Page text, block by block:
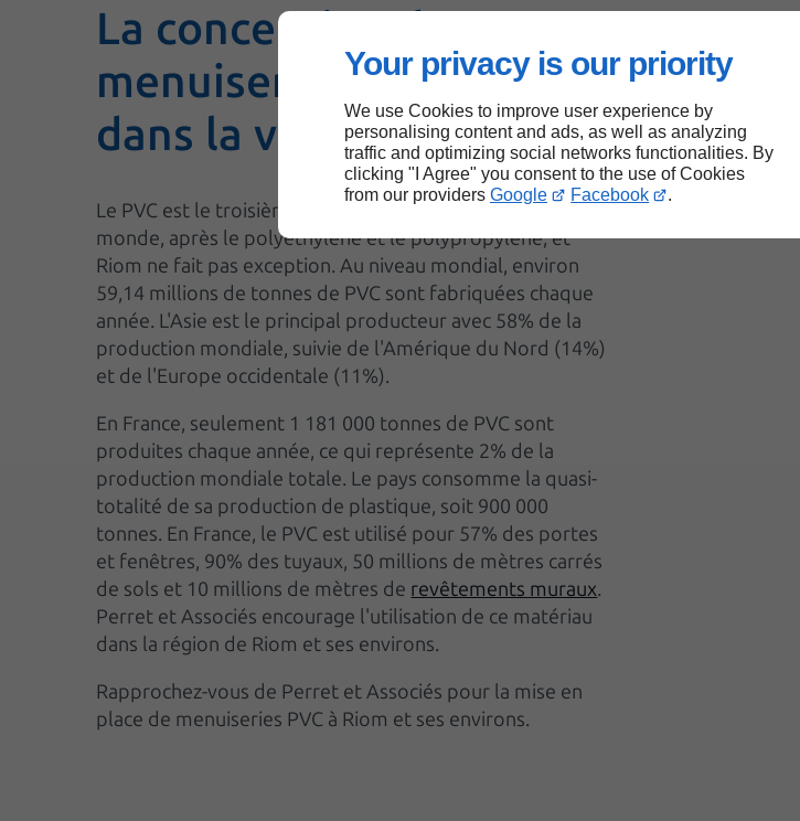
Your privacy is our priority
We use Cookies to improve user experience by
personalising content and ads, as well as analyzing
traffic and optimizing social networks functionalities. By
clicking "I Agree" you consent to the use of Cookies
from our providers Google Facebook .
La conception de
menuiseries en PVC
dans la ville de Riom.
Le PVC est le troisième matériau le plus populaire au
monde, après le polyéthylène et le polypropylène, et
Riom ne fait pas exception. Au niveau mondial, environ
59,14 millions de tonnes de PVC sont fabriquées chaque
année. L'Asie est le principal producteur avec 58% de la
production mondiale, suivie de l'Amérique du Nord (14%)
et de l'Europe occidentale (11%).
En France, seulement 1 181 000 tonnes de PVC sont
produites chaque année, ce qui représente 2% de la
production mondiale totale. Le pays consomme la quasi-
totalité de sa production de plastique, soit 900 000
tonnes. En France, le PVC est utilisé pour 57% des portes
et fenêtres, 90% des tuyaux, 50 millions de mètres carrés
de sols et 10 millions de mètres de revêtements muraux.
Perret et Associés encourage l'utilisation de ce matériau
dans la région de Riom et ses environs.
Rapprochez-vous de Perret et Associés pour la mise en
place de menuiseries PVC à Riom et ses environs.